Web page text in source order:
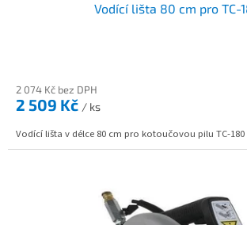
Vodící lišta 80 cm pro TC-
2 074 Kč bez DPH
2 509 Kč / ks
Vodící lišta v délce 80 cm pro kotoučovou pilu TC-180